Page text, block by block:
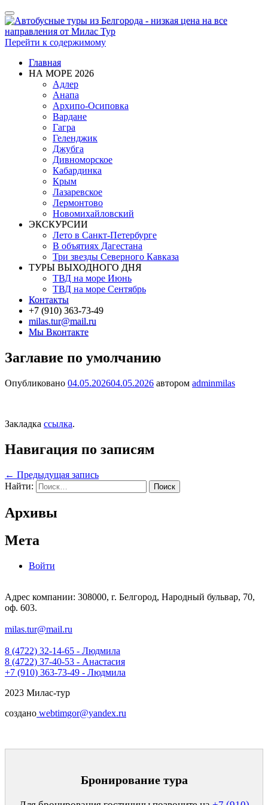
Показать/
Скрыть
навигацию
Перейти к содержимому
Главная
НА МОРЕ 2026
Адлер
Анапа
Архипо-Осиповка
Вардане
Гагра
Геленджик
Джубга
Дивноморское
Кабардинка
Крым
Лазаревское
Лермонтово
Новомихайловский
ЭКСКУРСИИ
Лето в Санкт-Петербурге
В объятиях Дагестана
Три звезды Северного Кавказа
ТУРЫ ВЫХОДНОГО ДНЯ
ТВД на море Июнь
ТВД на море Сентябрь
Контакты
+7 (910) 363-73-49
milas.tur@mail.ru
Мы Вконтакте
Заглавие по умолчанию
Опубликовано 04.05.202604.05.2026 автором adminmilas
Закладка ссылка.
Навигация по записям
← Предыдущая запись
Найти:
Архивы
Мета
Войти
Адрес компании: 308000, г. Белгород, Народный бульвар, 70,
оф. 603.
milas.tur@mail.ru
8 (4722) 32-14-65 - Людмила
8 (4722) 37-40-53 - Анастасия
+7 (910) 363-73-49 - Людмила
2023 Милас-тур
создано webtimgor@yandex.ru
Бронирование тура